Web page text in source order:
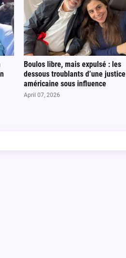
Boulos libre, mais expulsé : les
dessous troublants d’une justice
américaine sous influence
April 07, 2026